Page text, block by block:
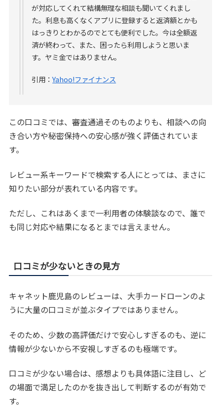
が対応してくれて結構無理な相談も聞いてくれまし
た。利息も高くなくアプリに登録すると返済額とかも
はっきりとわかるのでとても便利でした。今は全額返
済が終わって、また、困ったら利用しようと思いま
す。ヤミ金ではありません。
引用：Yahoo!ファイナンス
この口コミでは、審査通過そのものよりも、相談への向
き合い方や秘密保持への安心感が強く評価されていま
す。
レビュー系キーワードで検索する人にとっては、まさに
知りたい部分が表れている内容です。
ただし、これはあくまで一利用者の体験談なので、誰で
も同じ対応や結果になるとまでは言えません。
口コミが少ないときの見方
キャネット鹿児島のレビューは、大手カードローンのよ
うに大量の口コミが並ぶタイプではありません。
そのため、少数の高評価だけで安心しすぎるのも、逆に
情報が少ないから不安視しすぎるのも極端です。
口コミが少ない場合は、感想よりも具体語に注目し、ど
の場面で満足したのかを抜き出して判断するのが有効で
す。